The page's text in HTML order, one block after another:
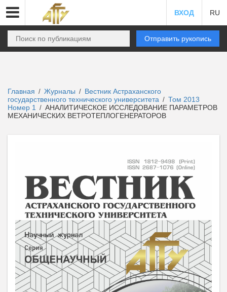
ВХОД RU
Отправить рукопись
Главная / Журналы / Вестник Астраханского
государственного технического университета / Том 2013
Номер 1
/ АНАЛИТИЧЕСКОЕ ИССЛЕДОВАНИЕ ПАРАМЕТРОВ
МЕХАНИЧЕСКИХ ВЕТРОТЕПЛОГЕНЕРАТОРОВ